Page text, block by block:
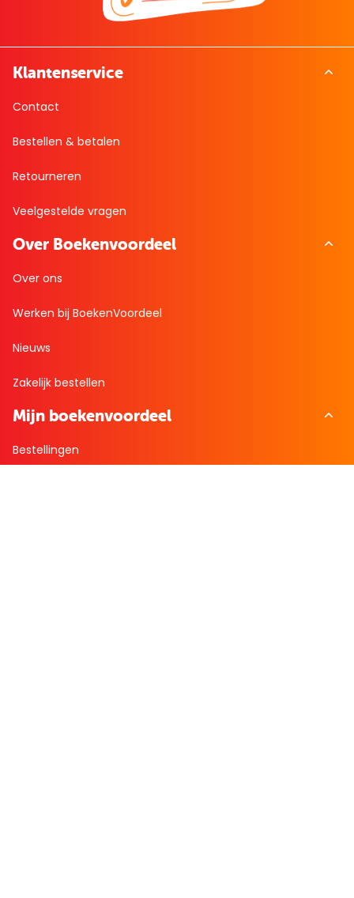
Klantenservice
Contact
Bestellen & betalen
Retourneren
Veelgestelde vragen
Over Boekenvoordeel
Over ons
Werken bij BoekenVoordeel
Nieuws
Zakelijk bestellen
Mijn boekenvoordeel
Bestellingen